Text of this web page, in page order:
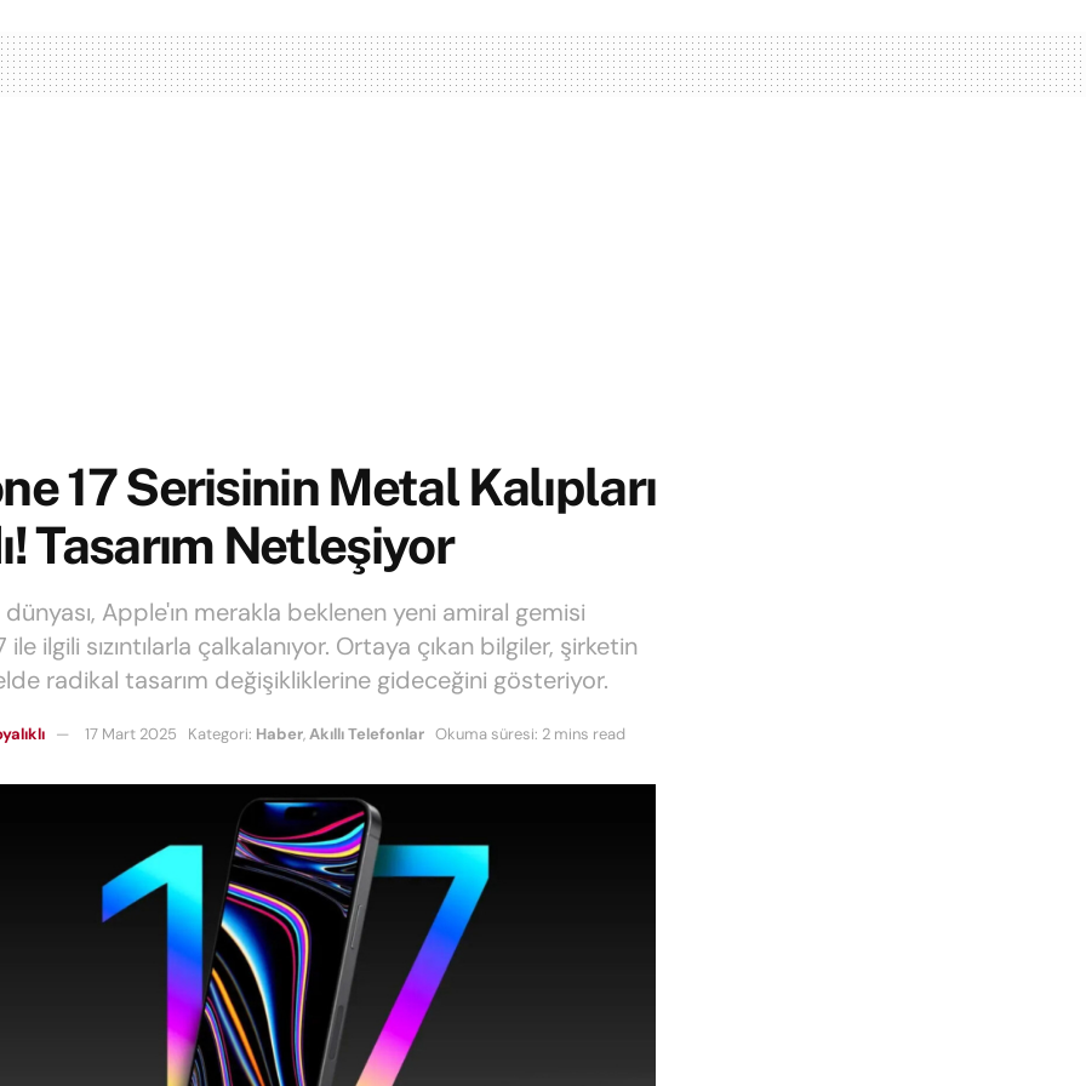
17 Serisinin Metal Kalıpları
Tasarım Netleşiyor
Apple'ın merakla beklenen yeni amiral gemisi
ile ilgili sızıntılarla çalkalanıyor. Ortaya çıkan bilgiler, şirketin
radikal tasarım değişikliklerine gideceğini gösteriyor.
17 Mart 2025 Kategori: Haber,Akıllı Telefonlar Okuma süresi: 2 mins read